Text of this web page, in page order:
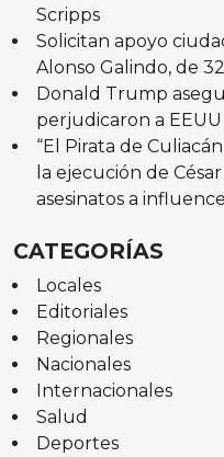
Scripps
Solicitan apoyo
Alonso Galindo, de
Donald Trump
perjudicaron a
“El Pirata de
la ejecución de
asesinatos a
CATEGORÍAS
Locales
Editoriales
Regionales
Nacionales
Internacionales
Salud
Deportes